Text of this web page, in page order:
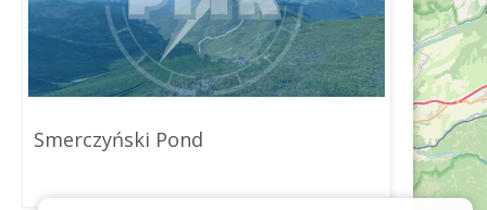
Smerczyński Pond